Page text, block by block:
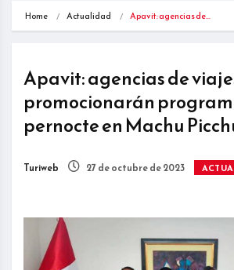
Home Actualidad Apavit: agencias de…
Apavit: agencias de
promocionarán
pernocte en Machu
Turiweb 27 de octubre de 2023